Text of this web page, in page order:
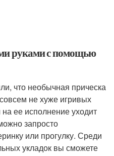
руками с помощью
что необычная прическа
не хуже игривых
ее исполнение уходит
запросто
или прогулку. Среди
укладок вы сможете